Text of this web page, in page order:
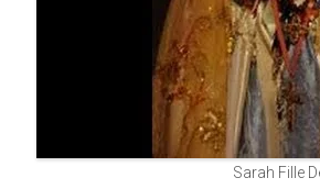
Sarah Fille